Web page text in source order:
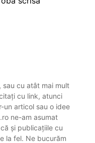
cu atât mai mult
cu link, atunci
un articol sau o idee
ne-am asumat
și publicațiile cu
la fel. Ne bucurăm